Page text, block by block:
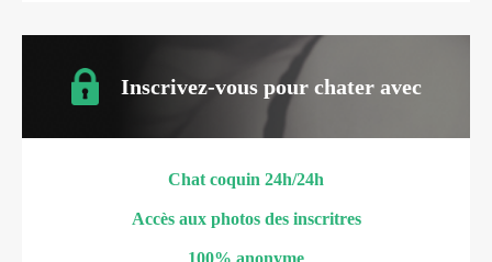
Inscrivez-vous pour chater avec
Chat coquin 24h/24h
Accès aux photos des inscritres
100% anonyme